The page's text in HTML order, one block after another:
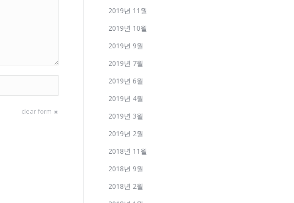
clear form
2019년 11월
2019년 10월
2019년 9월
2019년 7월
2019년 6월
2019년 4월
2019년 3월
2019년 2월
2018년 11월
2018년 9월
2018년 2월